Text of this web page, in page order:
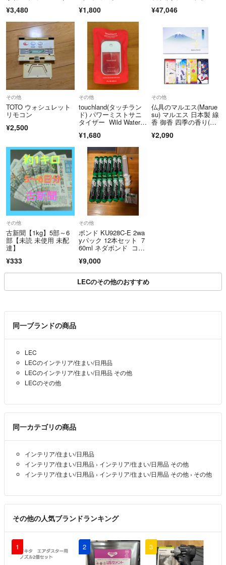
¥3,480 ¥1,800 ¥47,046
その他
TOTO ウォシュレット
リモコン
¥2,500
その他
touchland(タッチラン
ド) パワーミストサニ
タイザー Wild Waterm
¥1,680
その他
仏具のマルエス(Marue
su) マルエス 日本製 線
香 御香 四季の香り(さ
¥2,090
その他
古新聞【1kg】5部～6
部【未読 未使用 未配
達】
¥333
その他
ボンド KU928C-E 2wa
yパック 12本セット 7
60ml ネダボンド コニ
¥9,000
LECのその他のおすすめ
同一ブランドの商品
LEC
LECのインテリア/住まい/日用品
LECのインテリア/住まい/日用品 その他
LECのその他
同一カテゴリの商品
インテリア/住まい/日用品
インテリア/住まい/日用品 › インテリア/住まい/日用品 その他
インテリア/住まい/日用品 › インテリア/住まい/日用品 その他 › その他
その他の人気ブランドランキング
1 2 3